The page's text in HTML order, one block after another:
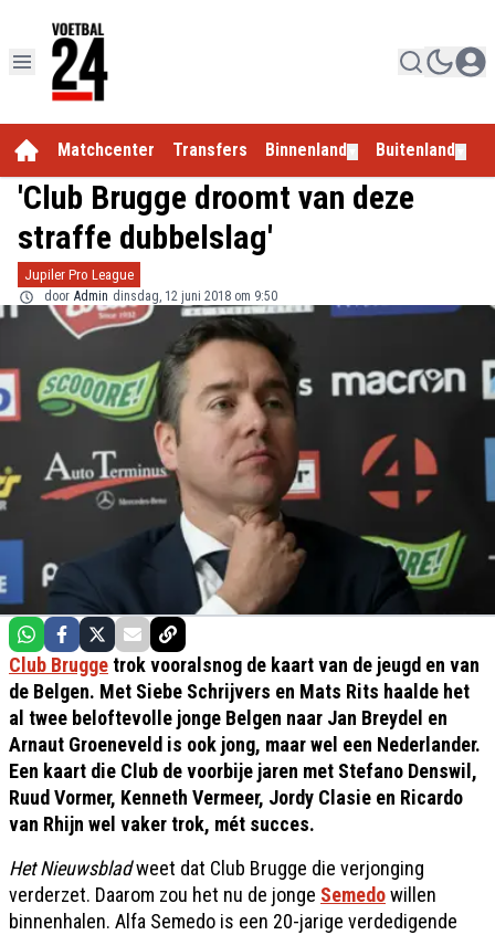
Matchcenter Transfers Binnenland Buitenland
'Club Brugge droomt van deze
straffe dubbelslag'
Jupiler Pro League
door Admin dinsdag, 12 juni 2018 om 9:50
Club Bruggetrok vooralsnog de kaart van de jeugd en van
de Belgen. Met Siebe Schrijvers en Mats Rits haalde het
al twee beloftevolle jonge Belgen naar Jan Breydel en
Arnaut Groeneveld is ook jong, maar wel een Nederlander.
Een kaart die Club de voorbije jaren met Stefano Denswil,
Ruud Vormer, Kenneth Vermeer, Jordy Clasie en Ricardo
van Rhijn wel vaker trok, mét succes.
Het Nieuwsbladweet dat Club Brugge die verjonging
verderzet. Daarom zou het nu de jonge Semedowillen
binnenhalen. Alfa Semedo is een 20-jarige verdedigende